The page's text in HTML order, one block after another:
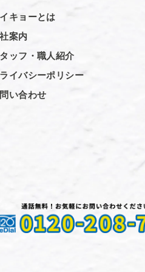
キョーとは
案内
ッフ・職人紹介
イバシーポリシー
い合わせ